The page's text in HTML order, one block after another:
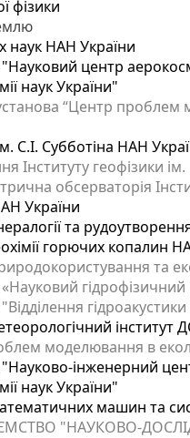
фізики
наук НАН України
центр
наук України"
“Центр проблем
С.І. Субботіна НАН
Інституту геофізики
обсерваторія
України
та
горючих копалин
та
гідрофізичний
моделювання в
інженерний
наук України"
машин та
"НАУКОВО-